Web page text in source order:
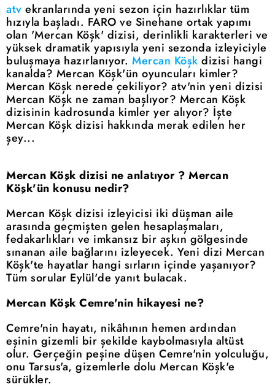
atv ekranlarında yeni sezon için hazırlıklar tüm
hızıyla başladı. FARO ve Sinehane ortak yapımı
olan 'Mercan Köşk' dizisi, derinlikli karakterleri ve
yüksek dramatik yapısıyla yeni sezonda izleyiciyle
buluşmaya hazırlanıyor. Mercan Köşk dizisi hangi
kanalda? Mercan Köşk'ün oyuncuları kimler?
Mercan Köşk nerede çekiliyor? atv'nin yeni dizisi
Mercan Köşk ne zaman başlıyor? Mercan Köşk
dizisinin kadrosunda kimler yer alıyor? İşte
Mercan Köşk dizisi hakkında merak edilen her
şey...
Mercan Köşk dizisi ne anlatıyor ? Mercan
Köşk'ün konusu nedir?
Mercan Köşk dizisi izleyicisi iki düşman aile
arasında geçmişten gelen hesaplaşmaları,
fedakarlıkları ve imkansız bir aşkın gölgesinde
sınanan aile bağlarını izleyecek. Yeni dizi Mercan
Köşk'te hayatlar hangi sırların içinde yaşanıyor?
Tüm sorular Eylül'de yanıt bulacak.
Mercan Köşk Cemre'nin hikayesi ne?
Cemre'nin hayatı, nikâhının hemen ardından
eşinin gizemli bir şekilde kaybolmasıyla altüst
olur. Gerçeğin peşine düşen Cemre'nin yolculuğu,
onu Tarsus'a, gizemlerle dolu Mercan Köşk'e
sürükler.